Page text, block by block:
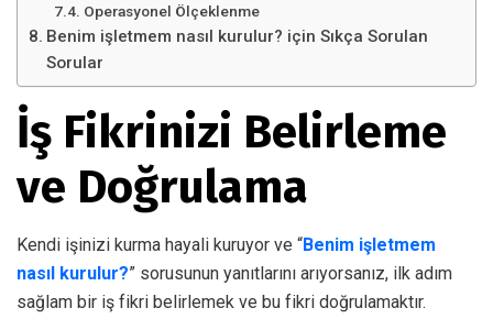
Operasyonel Ölçeklenme
Benim işletmem nasıl kurulur? için Sıkça Sorulan
Sorular
İş Fikrinizi Belirleme
ve Doğrulama
Kendi işinizi kurma hayali kuruyor ve “Benim işletmem
nasıl kurulur?” sorusunun yanıtlarını arıyorsanız, ilk adım
sağlam bir iş fikri belirlemek ve bu fikri doğrulamaktır.